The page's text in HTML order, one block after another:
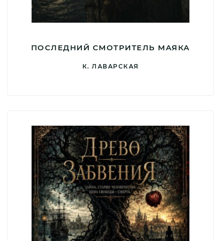
ПОСЛЕДНИЙ СМОТРИТЕЛЬ МАЯКА
К. ЛАВАРСКАЯ